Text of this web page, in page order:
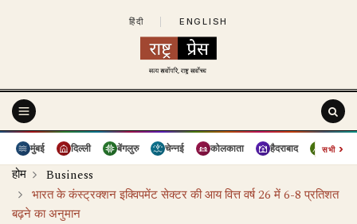
हिंदी ENGLISH
मुंबई दिल्ली बेंगलुरु चेन्नई कोलकाता हैदराबाद पुणे
सभी›
होम
Business
भारत के कंस्ट्रक्शन इक्विपमेंट सेक्टर की आय वित्त वर्ष 26 में 6-8 प्रतिशत
बढ़ने का अनुमान